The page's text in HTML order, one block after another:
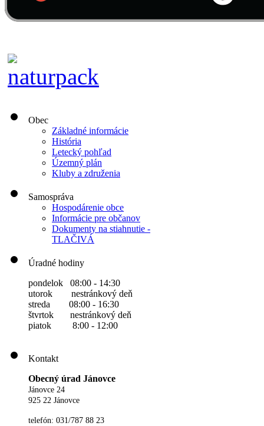
Obec
Základné informácie
História
Letecký pohľad
Územný plán
Kluby a združenia
Samospráva
Hospodárenie obce
Informácie pre občanov
Dokumenty na stiahnutie -
TLAČIVÁ
Úradné hodiny
pondelok 08:00 - 14:30
utorok nestránkový deň
streda 08:00 - 16:30
štvrtok nestránkový deň
piatok 8:00 - 12:00
Kontakt
Obecný úrad Jánovce
Jánovce 24
925 22 Jánovce
telefón: 031/787 88 23